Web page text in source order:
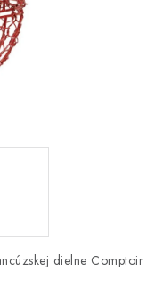
dielne Comptoir